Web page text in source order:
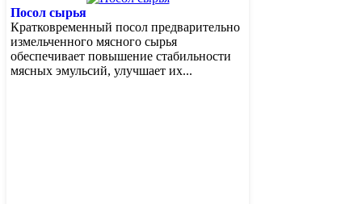
Посол сырья
Кратковременный посол предварительно
измельченного мясного сырья
обеспечивает повышение стабильности
мясных эмульсий, улучшает их...